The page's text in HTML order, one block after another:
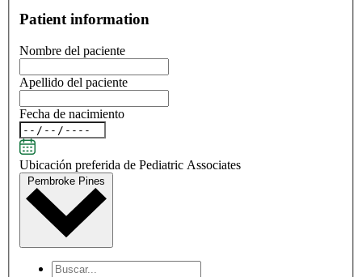
Patient information
Nombre del paciente
Apellido del paciente
Fecha de nacimiento
Ubicación preferida de Pediatric Associates
Pembroke Pines